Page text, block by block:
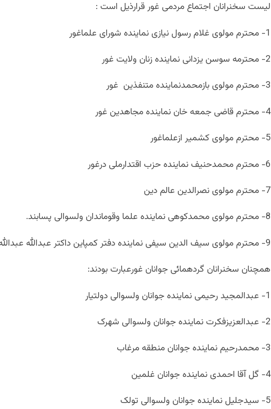
لیست سخنرانان اجتماع مردمی غور قرارذیل است :
1- محترم مولوی غلام رسول نیازی نماینده شورای علماغور
2- محترمه سوسن یزدانی نماینده زنان ولایت غور
3- محترم مولوی بازمحمدنماینده متنفذین غور
4- محترم قاضی جمعه خان نماینده مجاهدین غور
5- محترم مولوی کشمیر ازعلماغور
6- محترم محمدحنیف نماینده حزب اقتدارملی درغور
7- محترم مولوی نصرالدین عالم دین
8- محترم مولوی محمدکوهی نماینده علما وقوماندان ولسوالی پسابند.
9- محترم مولوی سیف الدین سیفی نماینده دفتر کمپاین داکتر عبدالله عبدالله درغور
همچنان سخنرانان گردهمائی جوانان غورعبارت بودند:
1- عبدالمجید رحیمی نماینده جوانان ولسوالی دولتیار
2- عبدالعزیزفکرت نماینده جوانان ولسوالی شهرک
3- محمدرحیم نماینده جوانان منطقه مرغاب
4- گل آقا احمدی نماینده جوانان غلمین
5- سیدجلیل نماینده جوانان ولسوالی تولک